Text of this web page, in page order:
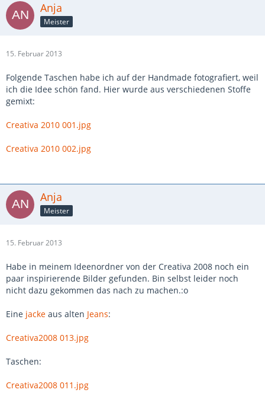
Anja
Meister
15. Februar 2013
Folgende Taschen habe ich auf der Handmade fotografiert, weil
ich die Idee schön fand. Hier wurde aus verschiedenen Stoffe
gemixt:
Creativa 2010 001.jpg
Creativa 2010 002.jpg
Anja
Meister
15. Februar 2013
Habe in meinem Ideenordner von der Creativa 2008 noch ein
paar inspirierende Bilder gefunden. Bin selbst leider noch
nicht dazu gekommen das nach zu machen.:o
Eine jacke aus alten Jeans:
Creativa2008 013.jpg
Taschen:
Creativa2008 011.jpg